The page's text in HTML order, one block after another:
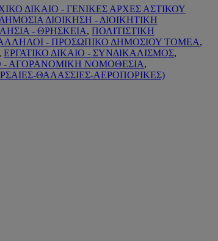
ΔΙΚΑΙΟ - ΓΕΝΙΚΕΣ ΑΡΧΕΣ ΑΣΤΙΚΟΥ
ΔΗΜΟΣΙΑ ΔΙΟΙΚΗΣΗ - ΔΙΟΙΚΗΤΙΚΗ
- ΘΡΗΣΚΕΙΑ, ΠΟΛΙΤΙΣΤΙΚΗ
- ΠΡΟΣΩΠΙΚΟ ΔΗΜΟΣΙΟΥ ΤΟΜΕΑ,
, ΕΡΓΑΤΙΚΟ ΔΙΚΑΙΟ - ΣΥΝΔΙΚΑΛΙΣΜΟΣ,
- ΑΓΟΡΑΝΟΜΙΚΗ ΝΟΜΟΘΕΣΙΑ,
ΘΑΛΑΣΣΙΕΣ-ΑΕΡΟΠΟΡΙΚΕΣ)